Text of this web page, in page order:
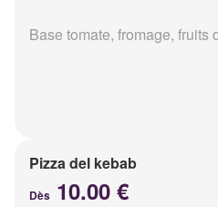
Base tomate, fromage, fruits
Pizza del kebab
Dès 10.00 €